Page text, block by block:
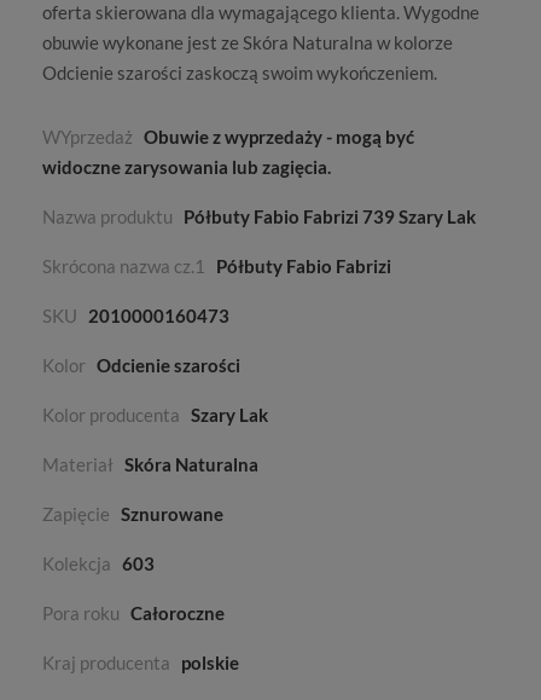
oferta skierowana dla wymagającego klienta. Wygodne
obuwie wykonane jest ze Skóra Naturalna w kolorze
Odcienie szarości zaskoczą swoim wykończeniem.
WYprzedaż Obuwie z wyprzedaży - mogą być
widoczne zarysowania lub zagięcia.
Nazwa produktu Półbuty Fabio Fabrizi 739 Szary Lak
Skrócona nazwa cz.1 Półbuty Fabio Fabrizi
SKU 2010000160473
Kolor Odcienie szarości
Kolor producenta Szary Lak
Materiał Skóra Naturalna
Zapięcie Sznurowane
Kolekcja 603
Pora roku Całoroczne
Kraj producenta polskie